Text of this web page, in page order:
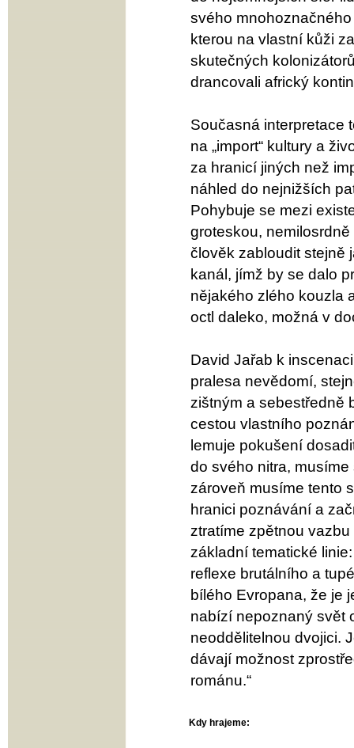
svého
kterou na vlastní kůži
skutečných
drancovali africký
Současná interpretace
na „import“ kultury a
za hranicí jiných než
náhled do nejnižších
Pohybuje se mezi
groteskou,
člověk zabloudit stejně
kanál, jímž by se dalo
nějakého zlého kouzla
octl daleko, možná v
David Jařab k
pralesa nevědomí,
zištným a sebestředně
cestou vlastního
lemuje pokušení
do svého nitra,
zároveň musíme tento
hranici poznávání a
ztratíme zpětnou
základní tematické
reflexe brutálního a
bílého Evropana, že je
nabízí nepoznaný svět
neoddělitelnou dvojici.
dávají možnost
románu.“
Kdy hrajeme: